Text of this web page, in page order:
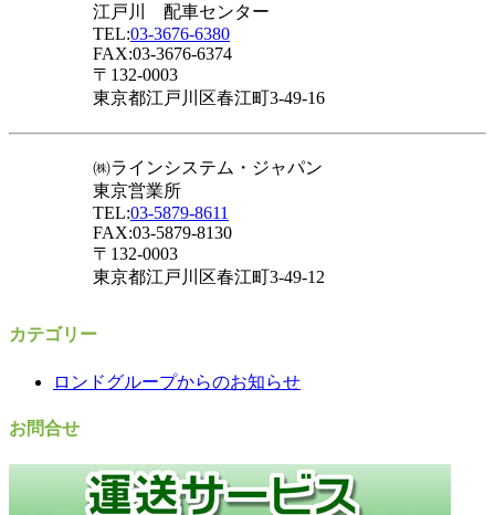
江戸川 配車センター
TEL:03-3676-6380
FAX:03-3676-6374
〒132-0003
東京都江戸川区春江町3-49-16
㈱ラインシステム・ジャパン
東京営業所
TEL:03-5879-8611
FAX:03-5879-8130
〒132-0003
東京都江戸川区春江町3-49-12
カテゴリー
ロンドグループからのお知らせ
お問合せ